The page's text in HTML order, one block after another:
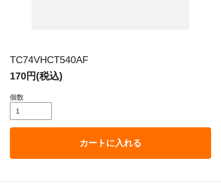
TC74VHCT540AF
170円(税込)
個数
カートに入れる